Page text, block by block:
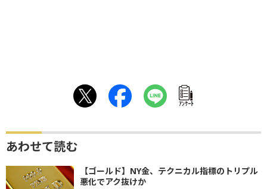
ｱﾝｹｰﾄ
あわせて読む
【ゴールド】NY金、テクニカル指標のトリプル
悪化でアク抜けか